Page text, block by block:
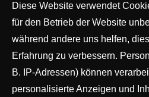
Diese Website verwendet
für den Betrieb der Website
während andere uns helfen,
Erfahrung zu verbessern.
B. IP-Adressen) können
personalisierte Anzeigen und